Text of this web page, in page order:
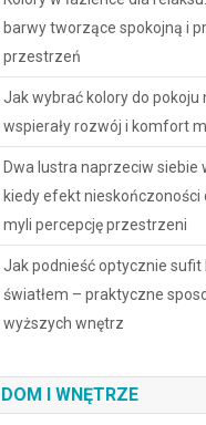
barwy tworzące spokojną i
przestrzeń
Jak wybrać kolory do pokoju
wspierały rozwój i komfort
Dwa lustra naprzeciw siebie
kiedy efekt nieskończoności
myli percepcję przestrzeni
Jak podnieść optycznie sufit
światłem – praktyczne
wyższych wnętrz
DOM I WNĘTRZE